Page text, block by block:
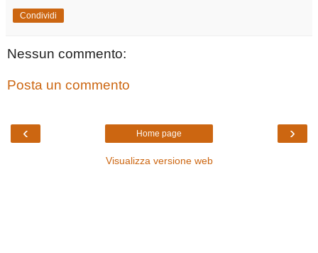
Condividi
Nessun commento:
Posta un commento
‹ ›
Home page
Visualizza versione web